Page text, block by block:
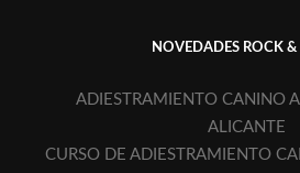
NOVEDADES ROCK &
ADIESTRAMIENTO CANINO
ALICANTE
CURSO DE ADIESTRAMIENTO